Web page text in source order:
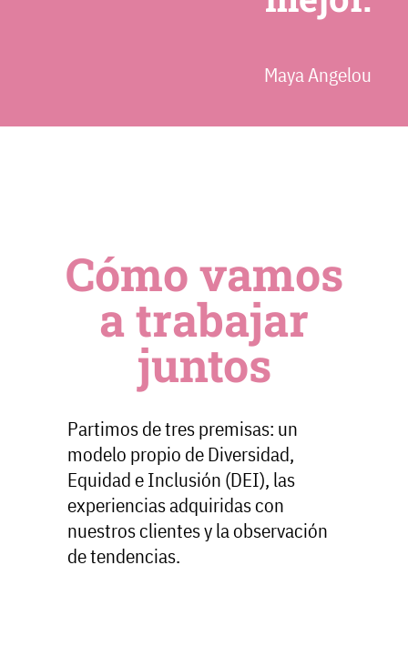
Maya Angelou
Cómo vamos
a trabajar
juntos
Partimos de tres premisas: un
modelo propio de Diversidad,
Equidad e Inclusión (DEI), las
experiencias adquiridas con
nuestros clientes y la observación
de tendencias.